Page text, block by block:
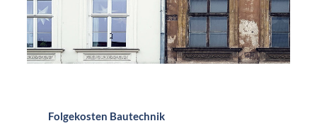
Folgekosten Bautechnik